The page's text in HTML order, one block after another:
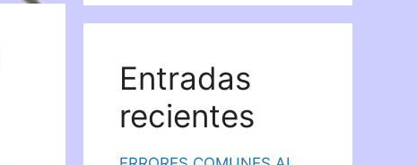
Entradas
recientes